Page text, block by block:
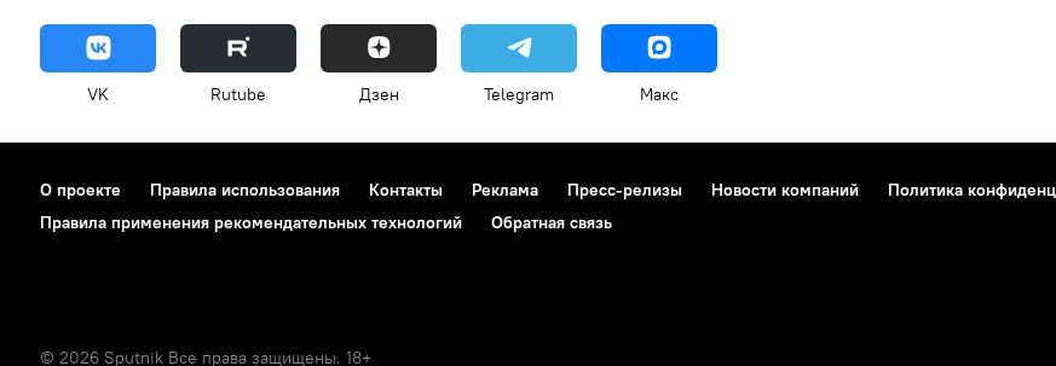
VK Rutube Дзен Telegram Макс
О проекте Правила использования Контакты Реклама Пресс-релизы Новости компаний Политика
Правила применения рекомендательных технологий
Обратная связь
© 2026 Sputnik Все права защищены. 18+